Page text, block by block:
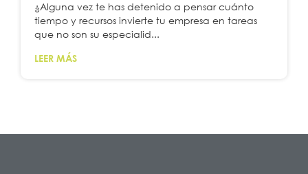
¿Alguna vez te has detenido a pensar cuánto
tiempo y recursos invierte tu empresa en tareas
que no son su especialid...
LEER MÁS